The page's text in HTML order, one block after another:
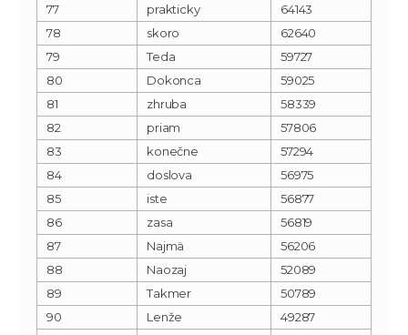
77
prakticky
64143
78
skoro
62640
79
Teda
59727
80
Dokonca
59025
81
zhruba
58339
82
priam
57806
83
konečne
57294
84
doslova
56975
85
iste
56877
86
zasa
56819
87
Najmä
56206
88
Naozaj
52089
89
Takmer
50789
90
Lenže
49287